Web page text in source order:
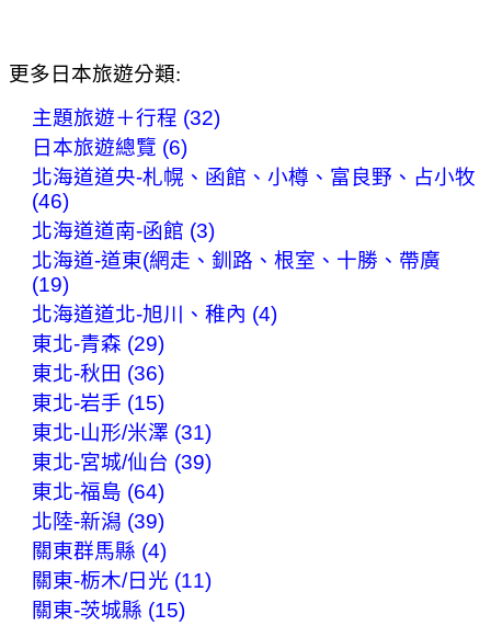
更多日本旅遊分類:
主題旅遊＋行程 (32)
日本旅遊總覽 (6)
北海道道央-札幌、函館、小樽、富良野、占小牧
(46)
北海道道南-函館 (3)
北海道-道東(網走、釧路、根室、十勝、帶廣
(19)
北海道道北-旭川、稚內 (4)
東北-青森 (29)
東北-秋田 (36)
東北-岩手 (15)
東北-山形/米澤 (31)
東北-宮城/仙台 (39)
東北-福島 (64)
北陸-新潟 (39)
關東群馬縣 (4)
關東-栃木/日光 (11)
關東-茨城縣 (15)